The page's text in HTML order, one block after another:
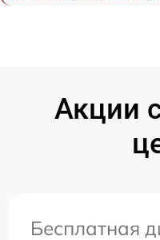
Акции
Бесплатная